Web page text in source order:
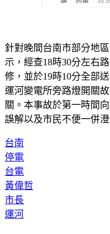
針對晚間台南市部分地
示，經查18時30分左右
修，並於19時10分全部
運河變電所旁路燈開關
關。本事故於第一時間
誤解以及市民不便一併澄
台南
停電
台電
黃偉哲
市長
運河